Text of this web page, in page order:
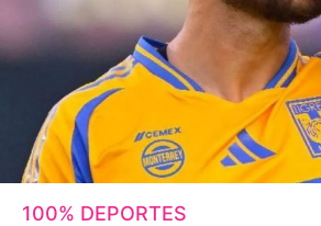
100% DEPORTES